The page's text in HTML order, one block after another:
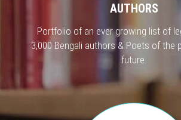
AUTHORS
Portfolio of an ever growing list of
3,000 Bengali authors & Poets of the
future.